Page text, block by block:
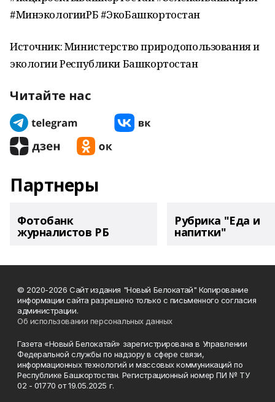
#МинэкологииРБ #ЭкоБашкортостан
Источник: Министерство природопользования и
экологии Республики Башкортостан
Читайте нас
Партнеры
Фотобанк
журналистов РБ
Рубрика "Еда и
напитки"
© 2020-2026 Сайт издания "Новый Белокатай" Копирование
информации сайта разрешено только с письменного согласия
администрации.
Об использовании персональных данных
Газета «Новый Белокатай» зарегистрирована в Управлении
Федеральной службы по надзору в сфере связи,
информационных технологий и массовых коммуникаций по
Республике Башкортостан. Регистрационный номер ПИ № ТУ
02 - 01770 от 19.05.2025 г.